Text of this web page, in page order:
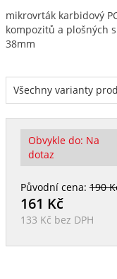
mikrovrták karbidový
kompozitů a plošných
38mm
Všechny varianty
Obvykle do: Na
dotaz
Původní cena:190
161 Kč
133 Kč bez DPH